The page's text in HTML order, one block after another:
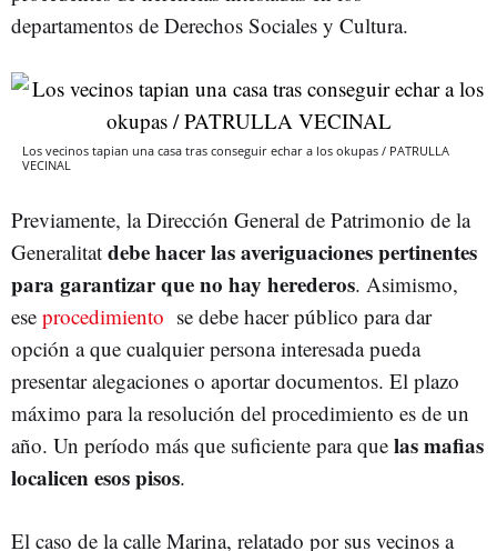
departamentos de Derechos Sociales y Cultura.
Los vecinos tapian una casa tras conseguir echar a los okupas / PATRULLA
VECINAL
Previamente, la Dirección General de Patrimonio de la
Generalitat debe hacer las averiguaciones pertinentes
para garantizar que no hay herederos. Asimismo,
ese procedimiento se debe hacer público para dar
opción a que cualquier persona interesada pueda
presentar alegaciones o aportar documentos. El plazo
máximo para la resolución del procedimiento es de un
año. Un período más que suficiente para que las mafias
localicen esos pisos.
El caso de la calle Marina, relatado por sus vecinos a